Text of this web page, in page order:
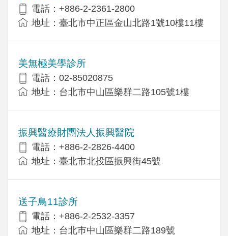
電話：+886-2-2361-2800
地址：臺北市中正區金山北路1號10樓11樓
美無極美學診所
電話：02-85020875
地址：台北市中山區樂群二路105號1樓
振興醫療財團法人振興醫院
電話：+886-2-2826-4400
地址：臺北市北投區振興街45號
送子鳥11診所
電話：+886-2-2532-3357
地址：台北巿中山區樂群二路189號